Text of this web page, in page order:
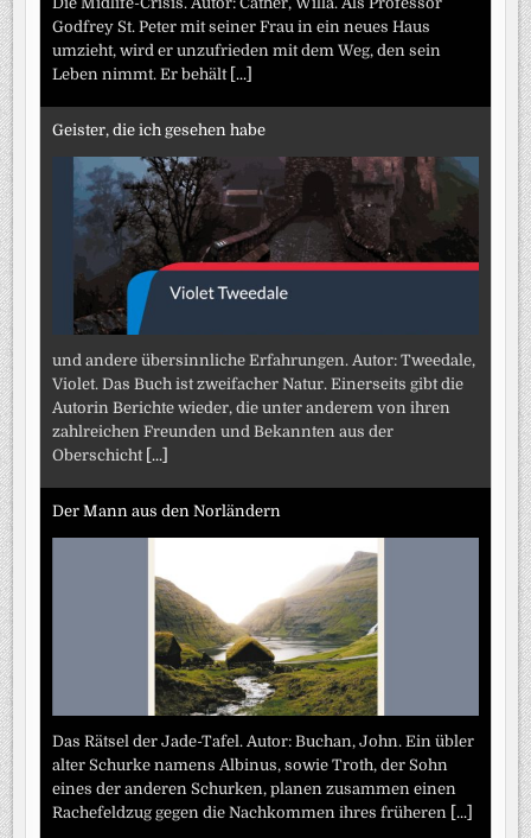
Godfrey St. Peter mit seiner Frau in ein neues Haus
umzieht, wird er unzufrieden mit dem Weg, den sein
Leben nimmt. Er behält [...]
Geister, die ich gesehen habe
und andere übersinnliche Erfahrungen. Autor: Tweedale,
Violet. Das Buch ist zweifacher Natur. Einerseits gibt die
Autorin Berichte wieder, die unter anderem von ihren
zahlreichen Freunden und Bekannten aus der
Oberschicht [...]
Der Mann aus den Norländern
Das Rätsel der Jade-Tafel. Autor: Buchan, John. Ein übler
alter Schurke namens Albinus, sowie Troth, der Sohn
eines der anderen Schurken, planen zusammen einen
Rachefeldzug gegen die Nachkommen ihres früheren [...]